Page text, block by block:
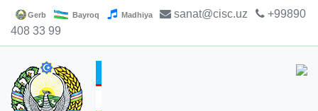
Gerb Bayroq Madhiya sanat@cisc.uz
+99890
408 33 99